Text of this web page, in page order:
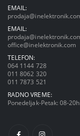
EMAIL:
EMAIL:
office@inelektronik.com
TELEFON:
064 1144 728
011 8062 320
011 7873 521
RADNO VREME:
Ponedeljak-Petak: 08-